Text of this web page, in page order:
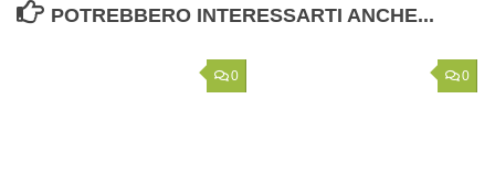
POTREBBERO INTERESSARTI ANCHE...
0 0